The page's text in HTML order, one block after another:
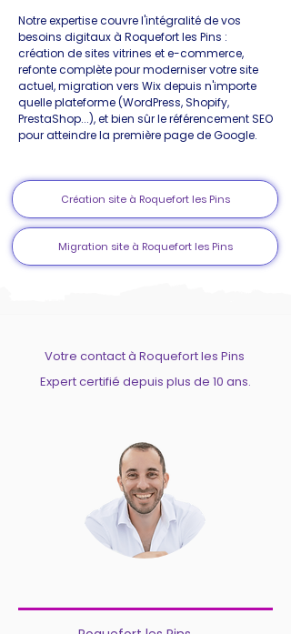
Notre expertise couvre l'intégralité de vos
besoins digitaux à Roquefort les Pins :
création de sites vitrines et e-commerce,
refonte complète pour moderniser votre site
actuel, migration vers Wix depuis n'importe
quelle plateforme (WordPress, Shopify,
PrestaShop...), et bien sûr le référencement SEO
pour atteindre la première page de Google.
Création site à Roquefort les Pins
Migration site à Roquefort les Pins
Votre contact à Roquefort les Pins
Expert certifié depuis plus de 10 ans.